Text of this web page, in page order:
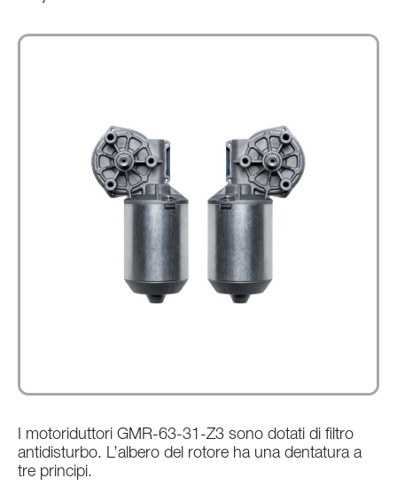
Certificazioni di sistema
Certificazioni di prodotto
I motoriduttori GMR-63-31-Z3 sono dotati di filtro
antidisturbo. L’albero del rotore ha una dentatura a
tre principi.